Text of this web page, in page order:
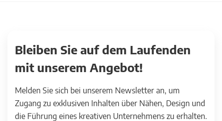
Bleiben Sie auf dem Laufenden
mit unserem Angebot!
Melden Sie sich bei unserem Newsletter an, um
Zugang zu exklusiven Inhalten über Nähen, Design und
die Führung eines kreativen Unternehmens zu erhalten.